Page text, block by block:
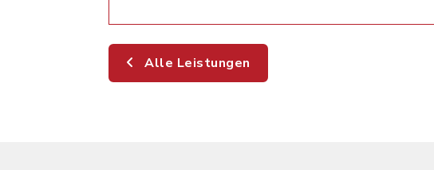
Alle Leistungen